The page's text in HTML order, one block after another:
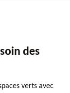
des
verts avec